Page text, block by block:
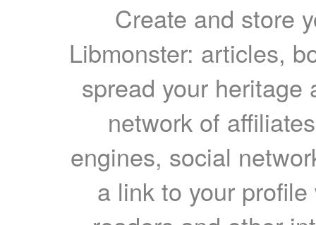
Create and store
Libmonster: articles,
spread your heritage
network of
engines, social
a link to your